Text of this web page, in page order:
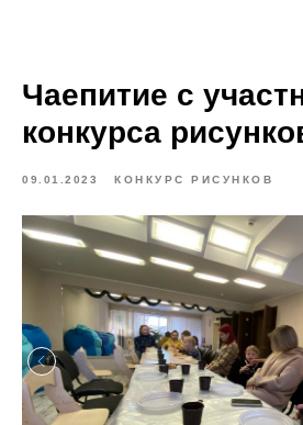
Чаепитие с
конкурса
09.01.2023 КОНКУРС РИСУНКОВ